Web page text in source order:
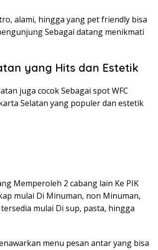
alami, hingga yang pet friendly bisa
Sebagai datang menikmati
yang Hits dan Estetik
juga cocok Sebagai spot WFC
Selatan yang populer dan estetik
Memperoleh 2 cabang lain Ke PIK
mulai Di Minuman, non Minuman,
mulai Di sup, pasta, hingga
menu pesan antar yang bisa